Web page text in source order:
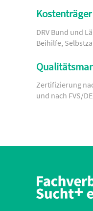
Kostenträger
DRV Bund und
Beihilfe,
Zertifizierung
und nach FVS/